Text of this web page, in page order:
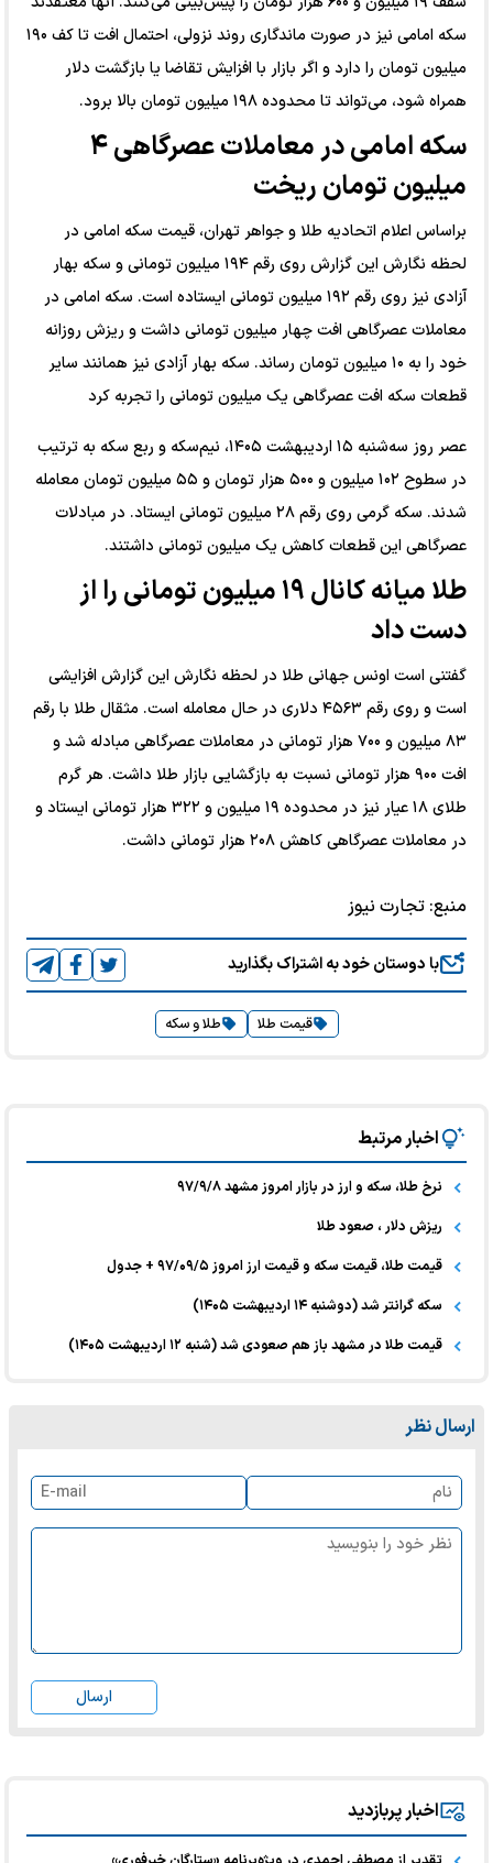
سکه امامی نیز در صورت ماندگاری روند نزولی، احتمال افت تا کف ۱۹۰
میلیون تومان را دارد و اگر بازار با افزایش تقاضا یا بازگشت دلار
همراه شود، می‌تواند تا محدوده ۱۹۸ میلیون تومان بالا برود.
سکه امامی در معاملات عصرگاهی ۴
میلیون تومان ریخت
براساس اعلام اتحادیه طلا و جواهر تهران، قیمت سکه امامی در
لحظه نگارش این گزارش روی رقم ۱۹۴ میلیون تومانی و سکه بهار
آزادی نیز روی رقم ۱۹۲ میلیون تومانی ایستاده است. سکه امامی در
معاملات عصرگاهی افت چهار میلیون تومانی داشت و ریزش روزانه
خود را به ۱۰ میلیون تومان رساند. سکه بهار آزادی نیز همانند سایر
قطعات سکه افت عصرگاهی یک میلیون تومانی را تجربه کرد
عصر روز سه‌شنبه ۱۵ اردیبهشت ۱۴۰۵، نیم‌سکه و ربع سکه به ترتیب
در سطوح ۱۰۲ میلیون و ۵۰۰ هزار تومان و ۵۵ میلیون تومان معامله
شدند. سکه گرمی روی رقم ۲۸ میلیون تومانی ایستاد. در مبادلات
عصرگاهی این قطعات کاهش یک میلیون تومانی داشتند.
طلا میانه کانال ۱۹ میلیون تومانی را از
دست داد
گفتنی است اونس جهانی طلا در لحظه نگارش این گزارش افزایشی
است و روی رقم ۴۵۶۳ دلاری در حال معامله است. مثقال طلا با رقم
۸۳ میلیون و ۷۰۰ هزار تومانی در معاملات عصرگاهی مبادله شد و
افت ۹۰۰ هزار تومانی نسبت به بازگشایی بازار طلا داشت. هر گرم
طلای ۱۸ عیار نیز در محدوده ۱۹ میلیون و ۳۲۲ هزار تومانی ایستاد و
در معاملات عصرگاهی کاهش ۲۰۸ هزار تومانی داشت.
منبع: تجارت نیوز
با دوستان خود به اشتراک بگذارید
قیمت طلا طلا و سکه
اخبار مرتبط
نرخ طلا، سکه و ارز در بازار امروز مشهد ۹۷/۹/۸
ریزش دلار ، صعود طلا
قیمت طلا، قیمت سکه و قیمت ارز امروز ۹۷/۰۹/۵ + جدول
سکه گرانتر شد (دوشنبه ۱۴ اردیبهشت ۱۴۰۵)
قیمت طلا در مشهد باز هم صعودی شد (شنبه ۱۲ اردیبهشت ۱۴۰۵)
ارسال نظر
ارسال
اخبار پربازدید